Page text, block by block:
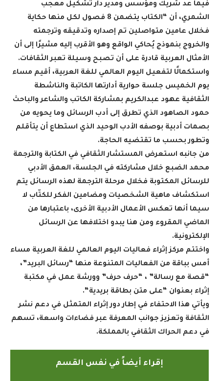
فيما عد شريك ومؤسس ومدير دار تشكيل معجب
الشمري، أن “الكتاب يتضمن 8 فصول لكل منها حكاية
فخلال عامين متواصلين تم إصداره وتدقيقه وترجمته
والخروج بنموذج يُحاكي الواقع وهو الأقرب إليه مشيرًا إلى أن
الأمثال العربية قادرة على أن تصبح وسيلة تعبر الثقافات.
واستكمالًا لتفعيل اليوم العالمي للغة العربية، أقيم مساء
يوم الخميس جلسة حوارية أدارتها الكاتبة والناشطة
الثقافية عهود عبدالكريم بمشاركة الكاتب والشاعر والباحث
حمود الصاهود الذي تطرق إلى أدب الرسائل وما يحويه من
بصمات أدبية بوصفه الأدب الوحيد الذي استطاع أن يتأقلم
وتطور بحسب ما تقتضيه الحاجة.
من جانبه استعرض المستشار الثقافي في الكتابة والترجمة
محمد الضبع خلال مشاركته في الجلسة، العمق الأدبي
للرسائل المكتوبة فخلال مرحلة الترجمة لهذه الرسائل يتم
استكشاف ماهية الشخصيات ومضامين الفكر للكتّاب لا
سيما أنها تعكس الأعمال الأدبية الأخرى، باعتبارها من
الماضي المقروء ومن هنا يبدو اختلافها عن الرسائل
الإلكترونية.
واختتم مركز إثراء فعاليات اليوم العالمي للغة العربية مساء
أمس بباقة من الفعاليات المتنوعة منها “رسائل البريد”،
“قصة مع رسالة” ، “حرف حرف” وورشة عمل في مكتبة
إثراء بعنوان “على متن بطاقة بريدية“.
ويأتي هذا الاحتفاء في إطار دور إثراء المتمثل في دعم نشر
الثقافة وتعزيز جوانب المعرفة عبر فضاءات واسعة، تسهم
في دعم الحراك الثقافي بالمملكة.
إقراء أيضاً في نفس القسم